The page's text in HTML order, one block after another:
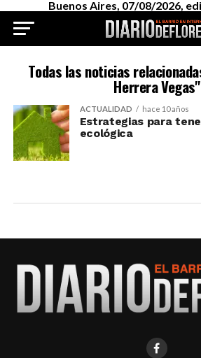
Buenos Aires, 07/08/2026,
Todas las noticias
Herrera Vegas"
ACTUALIDAD hace 10 años
Estrategias para
ecológica